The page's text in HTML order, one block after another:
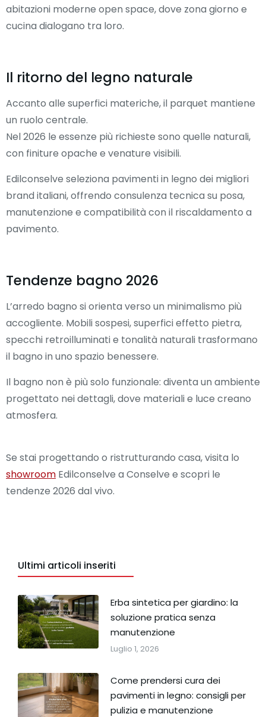
abitazioni moderne open space, dove zona giorno e
cucina dialogano tra loro.
Il ritorno del legno naturale
Accanto alle superfici materiche, il parquet mantiene
un ruolo centrale.
Nel 2026 le essenze più richieste sono quelle naturali,
con finiture opache e venature visibili.
Edilconselve seleziona pavimenti in legno dei migliori
brand italiani, offrendo consulenza tecnica su posa,
manutenzione e compatibilità con il riscaldamento a
pavimento.
Tendenze bagno 2026
L’arredo bagno si orienta verso un minimalismo più
accogliente. Mobili sospesi, superfici effetto pietra,
specchi retroilluminati e tonalità naturali trasformano
il bagno in uno spazio benessere.
Il bagno non è più solo funzionale: diventa un ambiente
progettato nei dettagli, dove materiali e luce creano
atmosfera.
Se stai progettando o ristrutturando casa, visita lo
showroom Edilconselve a Conselve e scopri le
tendenze 2026 dal vivo.
Ultimi articoli inseriti
Erba sintetica per giardino: la
soluzione pratica senza
manutenzione
Luglio 1, 2026
Come prendersi cura dei
pavimenti in legno: consigli per
pulizia e manutenzione